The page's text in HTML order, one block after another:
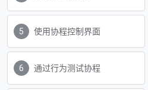
使用协程控制界面
通过行为测试协程